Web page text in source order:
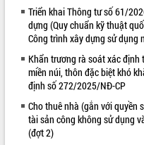
Triển khai Thông tư số 61/
dựng (Quy chuẩn kỹ thuật
Công trình xây dựng sử dụng
Khẩn trương rà soát xác
miền núi, thôn đặc biệt khó
định số 272/2025/NĐ-CP
Cho thuê nhà (gắn với quyền
tài sản công không sử dụng
(đợt 2)